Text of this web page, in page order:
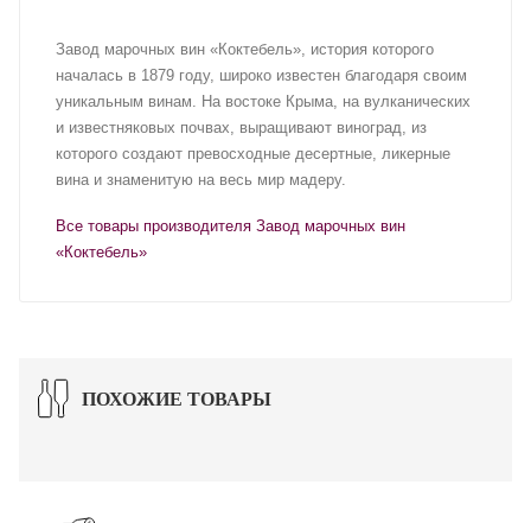
Завод марочных вин «Коктебель», история которого
началась в 1879 году, широко известен благодаря своим
уникальным винам. На востоке Крыма, на вулканических
и известняковых почвах, выращивают виноград, из
которого создают превосходные десертные, ликерные
вина и знаменитую на весь мир мадеру.
Все товары производителя Завод марочных вин
«Коктебель»
ПОХОЖИЕ ТОВАРЫ